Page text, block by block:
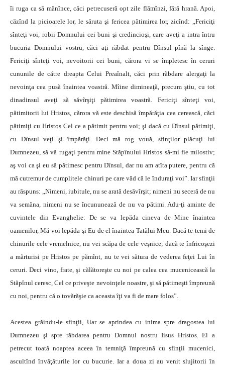
îi ruga ca să mănînce, căci petrecuseră opt zile flămînzi, fără hrană. Apoi,
căzînd la picioarele lor, le săruta şi fericea pătimirea lor, zicînd: „Fericiţi
sînteţi voi, robii Domnului cei buni şi credincioşi, care aveţi a intra întru
bucuria Domnului vostru, căci aţi răbdat pentru Dînsul pînă la sînge.
Fericiţi sînteţi voi, nevoitorii cei buni, cărora vi se împletesc în ceruri
cununile de către dreapta Celui Preaînalt, căci prin răbdare alergaţi la
nevoinţa cea pusă înaintea voastră. Mîine dimineaţă, precum ştiu, cu tot
dinadinsul aveţi să săvîrşiţi pătimirea voastră. Fericiţi sînteţi voi,
pătimitorii lui Hristos, cărora vă este deschisă împărăţia cea cerească, căci
pătimiţi cu Hristos Cel ce a pătimit pentru voi; şi dacă cu Dînsul pătimiţi,
cu Dînsul veţi şi împărăţi. Deci mă rog vouă, sfinţilor plăcuţi lui
Dumnezeu, să vă rugaţi pentru mine Stăpînului Hristos să-mi fie milostiv;
aş voi ca şi eu să pătimesc pentru Dînsul, dar nu am atîta putere, pentru că
mă cutremur de cumplitele chinuri pe care văd că le înduraţi voi”. Iar sfinţii
au răspuns: „Nimeni, iubitule, nu se arată desăvîrşit; nimeni nu seceră de nu
va semăna, nimeni nu se încununează de nu va pătimi. Adu-ţi aminte de
cuvintele din Evanghelie: De se va lepăda cineva de Mine înaintea
oamenilor, Mă voi lepăda şi Eu de el înaintea Tatălui Meu. Dacă te temi de
chinurile cele vremelnice, nu vei scăpa de cele veşnice; dacă te înfricoşezi
a mărturisi pe Hristos pe pămînt, nu te vei sătura de vederea feţei Lui în
ceruri. Deci vino, frate, şi călătoreşte cu noi pe calea cea mucenicească la
Stăpînul ceresc, Cel ce priveşte nevoinţele noastre, şi să pătimeşti împreună
cu noi, pentru că o tovărăşie ca aceasta îţi va fi de mare folos”.
Acestea grăindu-le sfinţii, Uar se aprindea cu inima spre dragostea lui
Dumnezeu şi spre răbdarea pentru Domnul nostru Iisus Hristos. El a
petrecut toată noaptea aceea în temniţă împreună cu sfinţii mucenici,
ascultînd învăţăturile lor cu bucurie. Iar a doua zi au venit slujitorii în